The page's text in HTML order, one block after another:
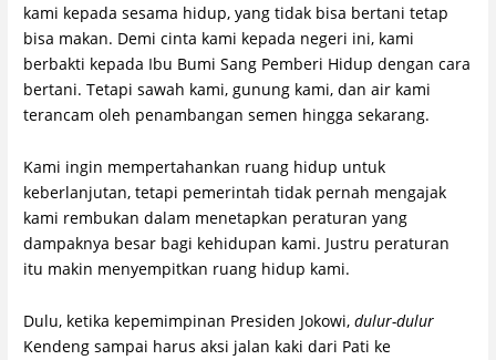
kami kepada sesama hidup, yang tidak bisa bertani tetap
bisa makan. Demi cinta kami kepada negeri ini, kami
berbakti kepada Ibu Bumi Sang Pemberi Hidup dengan cara
bertani. Tetapi sawah kami, gunung kami, dan air kami
terancam oleh penambangan semen hingga sekarang.
Kami ingin mempertahankan ruang hidup untuk
keberlanjutan, tetapi pemerintah tidak pernah mengajak
kami rembukan dalam menetapkan peraturan yang
dampaknya besar bagi kehidupan kami. Justru peraturan
itu makin menyempitkan ruang hidup kami.
Dulu, ketika kepemimpinan Presiden Jokowi,dulur-dulur
Kendeng sampai harus aksi jalan kaki dari Pati ke